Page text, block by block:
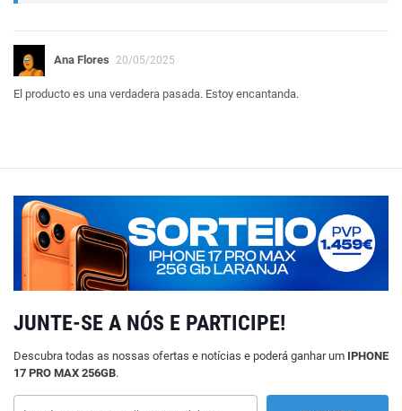
Ana Flores 20/05/2025
El producto es una verdadera pasada. Estoy encantanda.
JUNTE-SE A NÓS E PARTICIPE!
Descubra todas as nossas ofertas e notícias e poderá ganhar um IPHONE
17 PRO MAX 256GB.